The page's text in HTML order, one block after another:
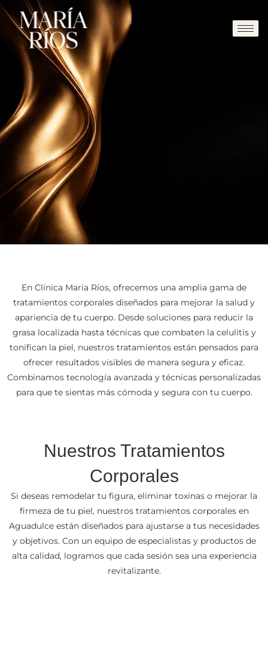
En Clínica María Ríos, ofrecemos una amplia gama de
tratamientos corporales diseñados para mejorar la salud y
apariencia de tu cuerpo. Desde soluciones para reducir la
grasa localizada hasta técnicas que combaten la celulitis y
tonifican la piel, nuestros tratamientos están pensados para
ofrecer resultados visibles de manera segura y eficaz.
Combinamos tecnología avanzada y técnicas personalizadas
para que te sientas más cómoda y segura con tu cuerpo.
Nuestros Tratamientos
Corporales
Si deseas remodelar tu figura, eliminar toxinas o mejorar la
firmeza de tu piel, nuestros tratamientos corporales en
Aguadulce están diseñados para ajustarse a tus necesidades
y objetivos. Con un equipo de especialistas y productos de
alta calidad, logramos que cada sesión sea una experiencia
revitalizante.